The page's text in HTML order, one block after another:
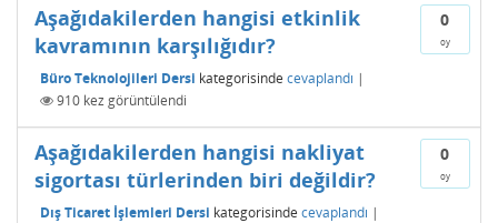
0
oy
Aşağıdakilerden hangisi etkinlik
kavramının karşılığıdır?
Büro Teknolojileri Dersi kategorisinde cevaplandı |
910 kez görüntülendi
0
oy
Aşağıdakilerden hangisi nakliyat
sigortası türlerinden biri değildir?
Dış Ticaret İşlemleri Dersi kategorisinde cevaplandı |